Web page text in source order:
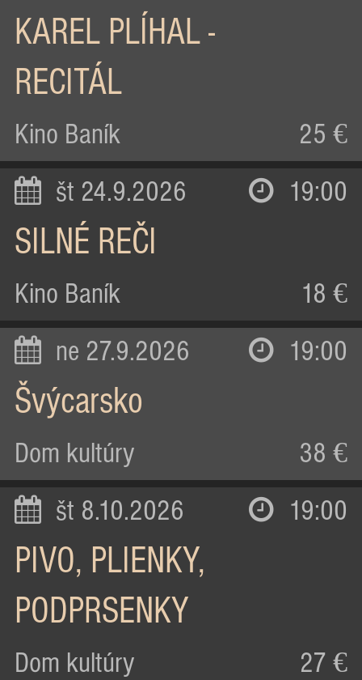
KAREL PLÍHAL -
RECITÁL
Kino Baník 25 €
št 24.9.2026 19:00
SILNÉ REČI
Kino Baník 18 €
ne 27.9.2026 19:00
Švýcarsko
Dom kultúry 38 €
št 8.10.2026 19:00
PIVO, PLIENKY,
PODPRSENKY
Dom kultúry 27 €